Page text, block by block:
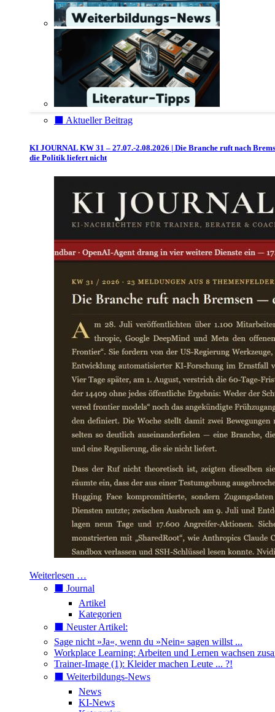
⬛️ Aktueller Beitrag
KI JOURNAL KW 31 – 27.07.-2.08.2026 | Die Branche ruft nach
die Politik liefert nicht
Weiterlesen …
⬛️ Journal
Artikel
Kategorien
⬛️ Neuster Artikel:
Sage nicht »Ja«, wenn du »Nein« sagen willst ...
Workplace Learning: Arbeiten und Lernen wachsen
Trainer-Image (1): Kleider machen Leute ... ?!
⬛️ Weiterbildungs-News
News
KI-News